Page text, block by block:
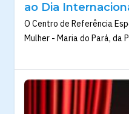
ao Dia
O Centro de Referência
Mulher - Maria do Pará, da